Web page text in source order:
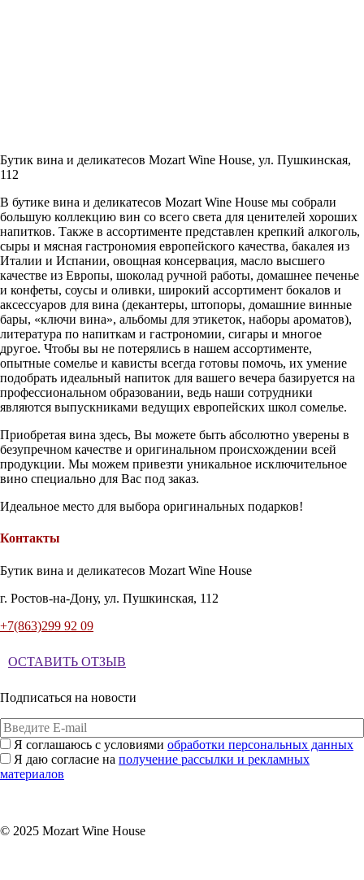
Бутик вина и деликатесов Mozart Wine House, ул. Пушкинская,
112
В бутике вина и деликатесов Mozart Wine House мы собрали
большую коллекцию вин со всего света для ценителей хороших
напитков. Также в ассортименте представлен крепкий алкоголь,
сыры и мясная гастрономия европейского качества, бакалея из
Италии и Испании, овощная консервация, масло высшего
качестве из Европы, шоколад ручной работы, домашнее печенье
и конфеты, соусы и оливки, широкий ассортимент бокалов и
аксессуаров для вина (декантеры, штопоры, домашние винные
бары, «ключи вина», альбомы для этикеток, наборы ароматов),
литература по напиткам и гастрономии, сигары и многое
другое. Чтобы вы не потерялись в нашем ассортименте,
опытные сомелье и кависты всегда готовы помочь, их умение
подобрать идеальный напиток для вашего вечера базируется на
профессиональном образовании, ведь наши сотрудники
являются выпускниками ведущих европейских школ сомелье.
Приобретая вина здесь, Вы можете быть абсолютно уверены в
безупречном качестве и оригинальном происхождении всей
продукции. Мы можем привезти уникальное исключительное
вино специально для Вас под заказ.
Идеальное место для выбора оригинальных подарков!
Контакты
Бутик вина и деликатесов Mozart Wine House
г. Ростов-на-Дону, ул. Пушкинская, 112
+7(863)299 92 09
ОСТАВИТЬ ОТЗЫВ
Подписаться на новости
Я соглашаюсь с условиями обработки персональных данных
Я даю согласие на получение рассылки и рекламных
материалов
© 2025 Mozart Wine House